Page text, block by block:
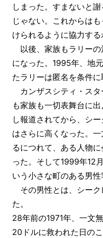
しまった。すまないと
じゃない。これからは
けられるように協力する
以後、家族もラリーの
になった。1995年、地
たラリーは匿名を条件に
カンザスシティ・スタ
も家族も一切表舞台に
し報道されてから、シ
はさらに高くなった。
るにつれて、ある人物
った。そして1999年12
いう小さな町のある男性
その男性とは、シーク
た。
28年前の1971年、一文
20ドルに救われた日の